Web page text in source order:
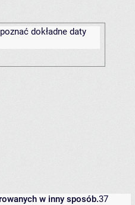
dokładne daty
w inny sposób.37